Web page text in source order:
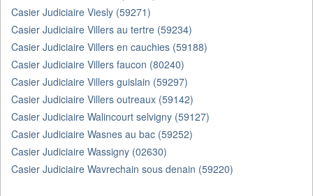
Casier Judiciaire Viesly (59271)
Casier Judiciaire Villers au tertre (59234)
Casier Judiciaire Villers en cauchies (59188)
Casier Judiciaire Villers faucon (80240)
Casier Judiciaire Villers guislain (59297)
Casier Judiciaire Villers outreaux (59142)
Casier Judiciaire Walincourt selvigny (59127)
Casier Judiciaire Wasnes au bac (59252)
Casier Judiciaire Wassigny (02630)
Casier Judiciaire Wavrechain sous denain (59220)